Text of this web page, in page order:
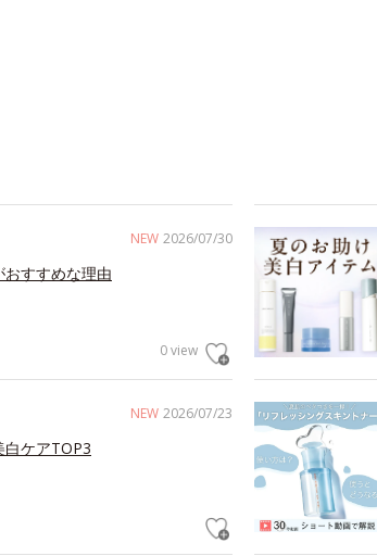
NEW 2026/07/30
すすめな理由
0 view
NEW 2026/07/23
ケアTOP3